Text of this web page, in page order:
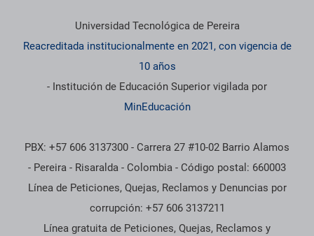
Información institucional
Universidad Tecnológica de Pereira
Reacreditada institucionalmente en 2021, con vigencia de
10 años
- Institución de Educación Superior vigilada por
MinEducación
PBX: +57 606 3137300 - Carrera 27 #10-02 Barrio Alamos
- Pereira - Risaralda - Colombia - Código postal: 660003
Línea de Peticiones, Quejas, Reclamos y Denuncias por
corrupción: +57 606 3137211
Línea gratuita de Peticiones, Quejas, Reclamos y